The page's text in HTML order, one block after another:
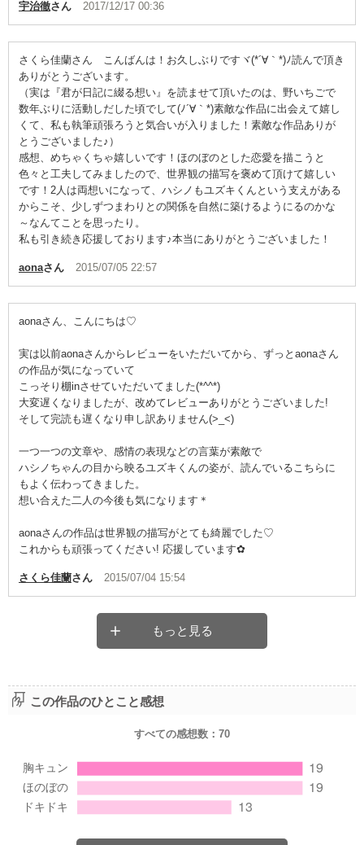
宇治徹さん 2017/12/17 00:36
さくら佳蘭さん こんばんは！お久しぶりですヾ(*´∀｀*)ﾉ読んで頂き
ありがとうございます。
（実は『君が日記に綴る想い』を読ませて頂いたのは、野いちごで
数年ぶりに活動しだした頃でして(ﾉ´∀｀*)素敵な作品に出会えて嬉し
くて、私も執筆頑張ろうと気合いが入りました！素敵な作品ありが
とうございました♪）
感想、めちゃくちゃ嬉しいです！ほのぼのとした恋愛を描こうと
色々と工夫してみましたので、世界観の描写を褒めて頂けて嬉しい
です！2人は両想いになって、ハシノもユズキくんという支えがある
からこそ、少しずつまわりとの関係を自然に築けるようにるのかな
～なんてことを思ったり。
私も引き続き応援しております♪本当にありがとうございました！
aonaさん 2015/07/05 22:57
aonaさん、こんにちは♡
実は以前aonaさんからレビューをいただいてから、ずっとaonaさん
の作品が気になっていて
こっそり棚inさせていただいてました(*^^*)
大変遅くなりましたが、改めてレビューありがとうございました!
そして完読も遅くなり申し訳ありません(>_<)
一つ一つの文章や、感情の表現などの言葉が素敵で
ハシノちゃんの目から映るユズキくんの姿が、読んでいるこちらに
もよく伝わってきました。
想い合えた二人の今後も気になります＊
aonaさんの作品は世界観の描写がとても綺麗でした♡
これからも頑張ってください! 応援しています✿
さくら佳蘭さん 2015/07/04 15:54
もっと見る
この作品のひとこと感想
すべての感想数： 70